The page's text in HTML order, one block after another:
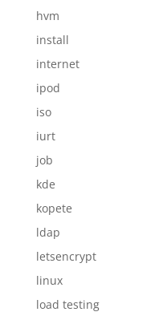
hvm
install
internet
ipod
iso
iurt
job
kde
kopete
ldap
letsencrypt
linux
load testing